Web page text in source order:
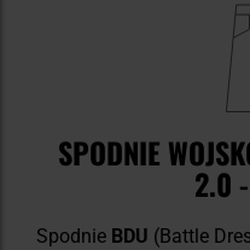
SPODNIE
2.0
Spodnie BDU (Battle